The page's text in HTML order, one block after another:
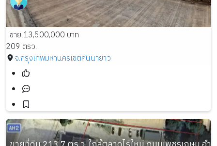
ขาย 13,500,000 บาท
209 ตรว.
จ.กรุงเทพมหานครเขตคันนายาว